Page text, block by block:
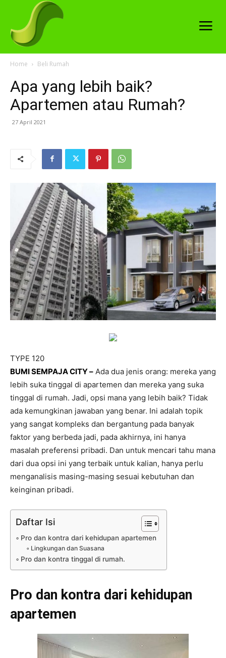
Home Beli Rumah
Apa yang lebih baik?
Apartemen atau Rumah?
27 April 2021
TYPE 120
BUMI SEMPAJA CITY – Ada dua jenis orang: mereka yang
lebih suka tinggal di apartemen dan mereka yang suka
tinggal di rumah. Jadi, opsi mana yang lebih baik? Tidak
ada kemungkinan jawaban yang benar. Ini adalah topik
yang sangat kompleks dan bergantung pada banyak
faktor yang berbeda jadi, pada akhirnya, ini hanya
masalah preferensi pribadi. Dan untuk mencari tahu mana
dari dua opsi ini yang terbaik untuk kalian, hanya perlu
menganalisis masing-masing sesuai kebutuhan dan
keinginan pribadi.
Daftar Isi
Pro dan kontra dari kehidupan apartemen
Lingkungan dan Suasana
Pro dan kontra tinggal di rumah.
Pro dan kontra dari kehidupan
apartemen